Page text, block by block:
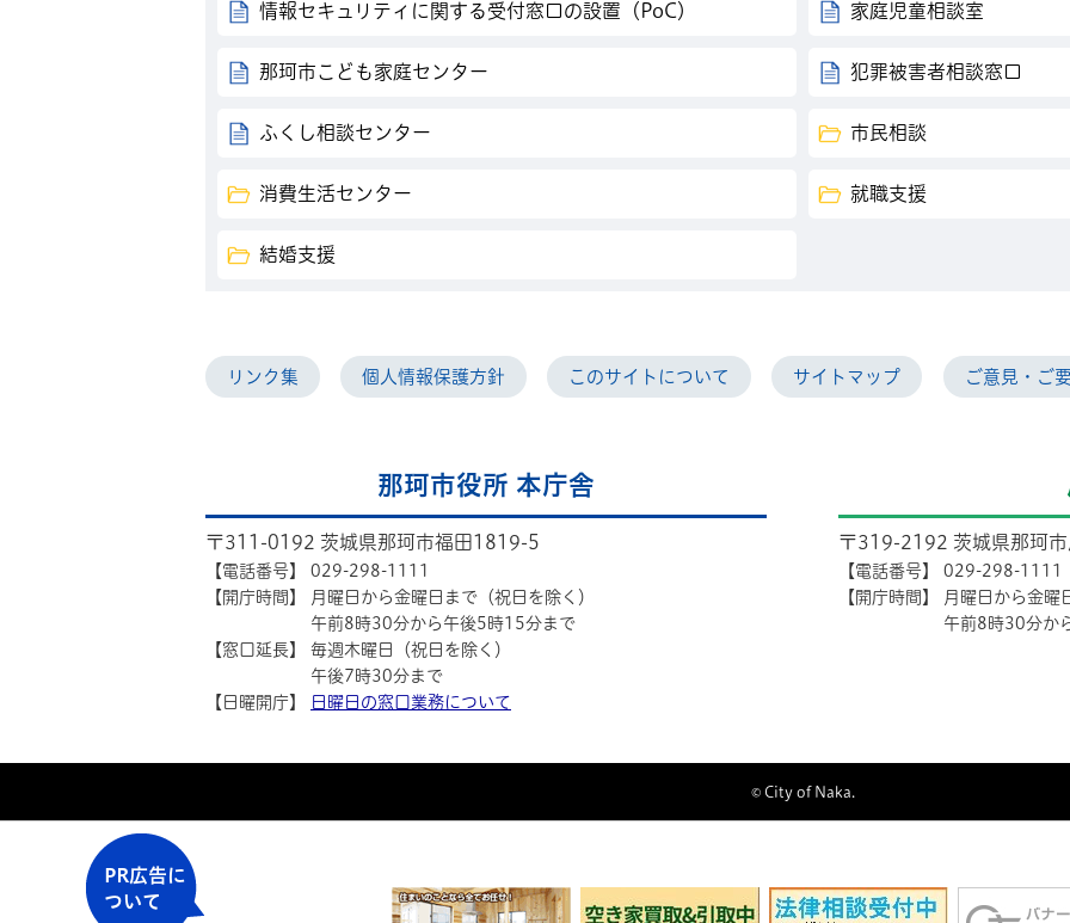
情報セキュリティに関する受付窓口の設置（PoC） 家庭児童相談室
那珂市こども家庭センター 犯罪被害者相談窓口
ふくし相談センター 市民相談
消費生活センター 就職支援
結婚支援
リンク集 個人情報保護方針 このサイトについて サイトマップ ご意見・ご
那珂市役所 本庁舎
〒311-0192 茨城県那珂市福田1819-5
【電話番号】
029-298-1111
【開庁時間】
月曜日から金曜日まで（祝日を除く）
午前8時30分から午後5時15分まで
【窓口延長】
毎週木曜日（祝日を除く）
午後7時30分まで
【日曜開庁】
日曜日の窓口業務について
〒319-2192 茨城県那珂
【電話番号】
029-298-1111
【開庁時間】
月曜日から金曜
午前8時30分か
© City of Naka.
PR広告に
ついて